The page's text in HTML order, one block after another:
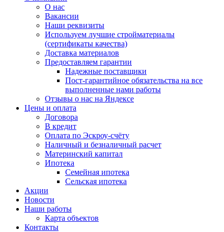
О нас
Вакансии
Наши реквизиты
Используем лучшие стройматериалы
(сертификаты качества)
Доставка материалов
Предоставляем гарантии
Надежные поставщики
Пост-гарантийное обязательства на все
выполненные нами работы
Отзывы о нас на Яндексе
Цены и оплата
Договора
В кредит
Оплата по Эскроу-счёту
Наличный и безналичный расчет
Материнский капитал
Ипотека
Семейная ипотека
Сельская ипотека
Акции
Новости
Наши работы
Карта объектов
Контакты